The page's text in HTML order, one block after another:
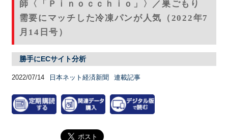
師〈「Ｐｉｎｏｃｃｈｉｏ」〉／巣ごもり
需要にマッチした冷凍パンが人気（2022年7
月14日号）
勝手にECサイト分析
2022/07/14 日本ネット経済新聞 連載記事